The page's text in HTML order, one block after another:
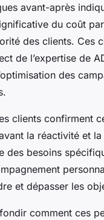
avant-après
du coût
des clients. Ces
de l’expertise de
des
clients confirment
la réactivité et
des besoins
et dépasser les
comment ces